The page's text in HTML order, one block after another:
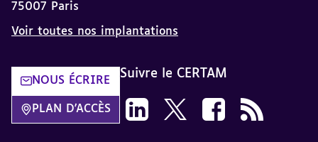
75007 Paris
Voir toutes nos implantations
NOUS ÉCRIRE
PLAN D'ACCÈS
Suivre le CERTAM
Suivez-nous sur LinkedIn
Suivez-nous sur X
Suivez-nous sur
Flux RSS